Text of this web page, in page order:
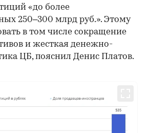
«до более
250–300 млрд руб.». Этому
в том числе сокращение
и жесткая денежно-
ЦБ, пояснил Денис Платов.